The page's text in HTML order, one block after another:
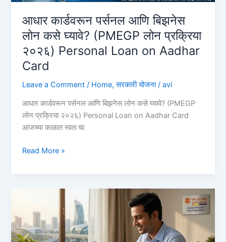
आधार कार्डवरून पर्सनल आणि बिझनेस
लोन कसे घ्यावे? (PMEGP लोन प्रक्रिया
२०२६) Personal Loan on Aadhar
Card
Leave a Comment / Home,सरकारी योजना/avi
आधार कार्डवरून पर्सनल आणि बिझनेस लोन कसे घ्यावे? (PMEGP
लोन प्रक्रिया २०२६) Personal Loan on Aadhar Card
आजच्या काळात स्वतःचा
आधार
लोन
कसे
घ्यावे?
Read More »